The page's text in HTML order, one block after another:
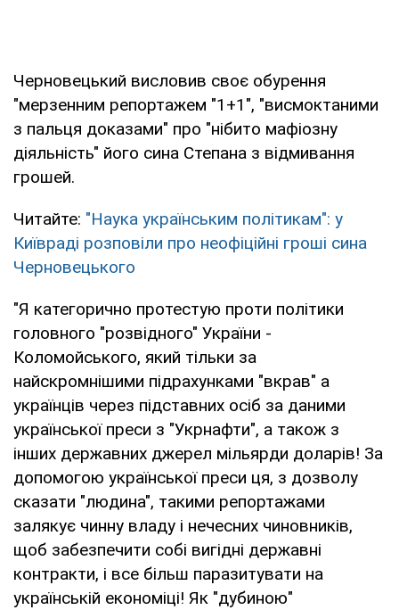
Черновецький висловив своє обурення
"мерзенним репортажем "1+1", "висмоктаними
з пальця доказами" про "нібито мафіозну
діяльність" його сина Степана з відмивання
грошей.
Читайте: "Наука українським політикам": у
Київраді розповіли про неофіційні гроші сина
Черновецького
"Я категорично протестую проти політики
головного "розвідного" України -
Коломойського, який тільки за
найскромнішими підрахунками "вкрав" а
українців через підставних осіб за даними
української преси з "Укрнафти", а також з
інших державних джерел мільярди доларів! За
допомогою української преси ця, з дозволу
сказати "людина", такими репортажами
залякує чинну владу і нечесних чиновників,
щоб забезпечити собі вигідні державні
контракти, і все більш паразитувати на
українській економіці! Як "дубиною"